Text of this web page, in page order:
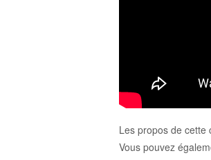
Les propos de cette
Vous pouvez